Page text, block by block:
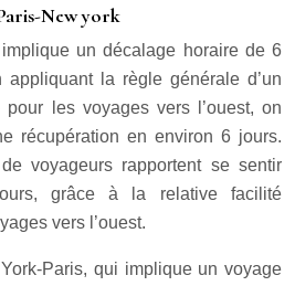
New york
un décalage horaire de 6
appliquant la règle générale d’un
les voyages vers l’ouest, on
récupération en environ 6 jours.
voyageurs rapportent se sentir
grâce à la relative facilité
vers l’ouest.
Paris, qui implique un voyage